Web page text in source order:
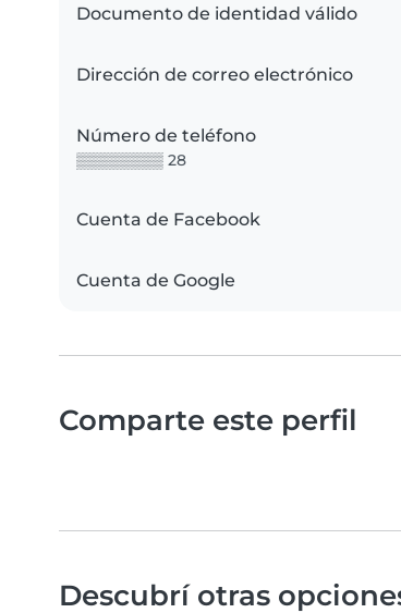
Documento de identidad válido
Dirección de correo electrónico
Número de teléfono
▒▒▒▒▒▒▒▒ 28
Cuenta de Facebook
Cuenta de Google
Comparte este perfil
Descubrí otras